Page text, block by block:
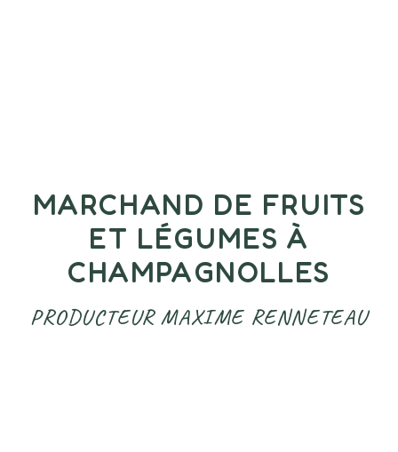
MARCHAND DE FRUITS
ET LÉGUMES À
CHAMPAGNOLLES
PRODUCTEUR MAXIME RENNETEAU